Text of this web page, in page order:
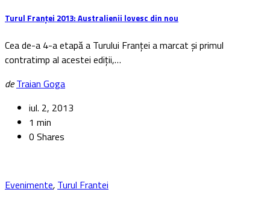
Turul Franței 2013: Australienii lovesc din nou
Cea de-a 4-a etapă a Turului Franței a marcat și primul
contratimp al acestei ediții,…
de Traian Goga
iul. 2, 2013
1 min
0 Shares
Evenimente, Turul Frantei